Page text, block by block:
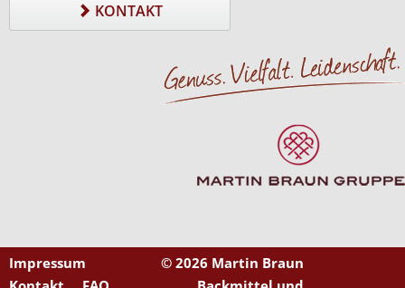
KONTAKT
Impressum
© 2026 Martin Braun